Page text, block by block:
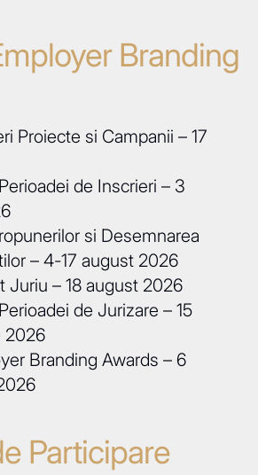
Branding
Proiecte si Campanii – 17
de Inscrieri – 3
si Desemnarea
– 4-17 august 2026
Juriu – 18 august 2026
de Jurizare – 15
2026
Branding Awards – 6
Participare